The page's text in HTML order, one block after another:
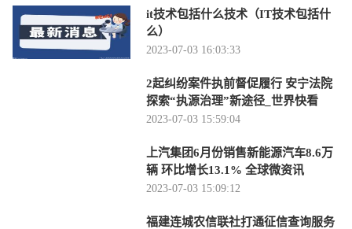
it技术包括什么技术（IT技术包括什
么）
2023-07-03 16:03:33
2起纠纷案件执前督促履行 安宁法院
探索“执源治理”新途径_世界快看
2023-07-03 15:59:04
上汽集团6月份销售新能源汽车8.6万
辆 环比增长13.1% 全球微资讯
2023-07-03 15:09:12
福建连城农信联社打通征信查询服务